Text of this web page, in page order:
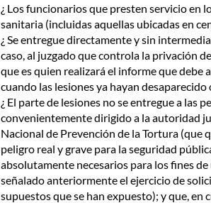
¿ Los funcionarios que presten servicio en
sanitaria (incluidas aquellas ubicadas en
¿ Se entregue directamente y sin
caso, al juzgado que controla la privación
que es quien realizará el informe que debe
cuando las lesiones ya hayan
¿ El parte de lesiones no se entregue a las
convenientemente dirigido a la autoridad
Nacional de Prevención de la Tortura (que
peligro real y grave para la seguridad
absolutamente necesarios para los fines
señalado anteriormente el ejercicio de
supuestos que se han expuesto); y que,